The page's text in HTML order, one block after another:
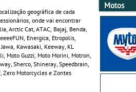
geográfica de cada
onde vai encontrar
Arctic Cat, ATAC, Bajaj, Benda,
Energica, Etropolis,
Kawasaki, Keeway, KL
Moto Guzzi, Moto Morini, Motron,
Sherco, Shineray, Speedbrain,
Zero Motorcycles e Zontes
Motos